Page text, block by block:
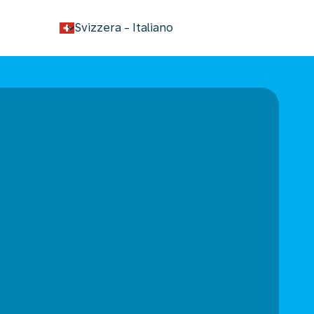
Svizzera - Italiano
keyboard_arrow_down